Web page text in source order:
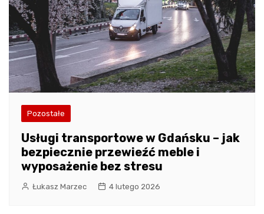
Pozostałe
Usługi transportowe w Gdańsku – jak
bezpiecznie przewieźć meble i
wyposażenie bez stresu
Łukasz Marzec 4 lutego 2026